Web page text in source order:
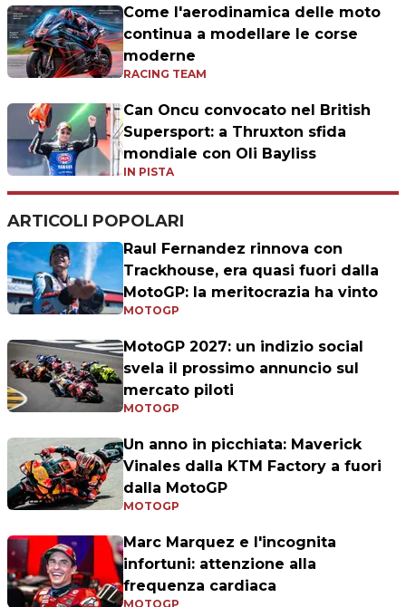
Come l'aerodinamica delle moto
continua a modellare le corse
moderne
RACING TEAM
Can Oncu convocato nel British
Supersport: a Thruxton sfida
mondiale con Oli Bayliss
IN PISTA
ARTICOLI POPOLARI
Raul Fernandez rinnova con
Trackhouse, era quasi fuori dalla
MotoGP: la meritocrazia ha vinto
MOTOGP
MotoGP 2027: un indizio social
svela il prossimo annuncio sul
mercato piloti
MOTOGP
Un anno in picchiata: Maverick
Vinales dalla KTM Factory a fuori
dalla MotoGP
MOTOGP
Marc Marquez e l'incognita
infortuni: attenzione alla
frequenza cardiaca
MOTOGP